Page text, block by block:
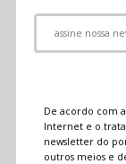
De acordo com
Internet e o
newsletter do
outros meios e